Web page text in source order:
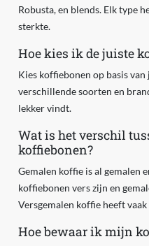
Robusta, en blends. Elk type
sterkte.
Hoe kies ik de juiste
Kies koffiebonen op basis
verschillende soorten en
lekker vindt.
Wat is het verschil
koffiebonen?
Gemalen koffie is al gemalen
koffiebonen vers zijn en
Versgemalen koffie heeft vaak
Hoe bewaar ik mijn